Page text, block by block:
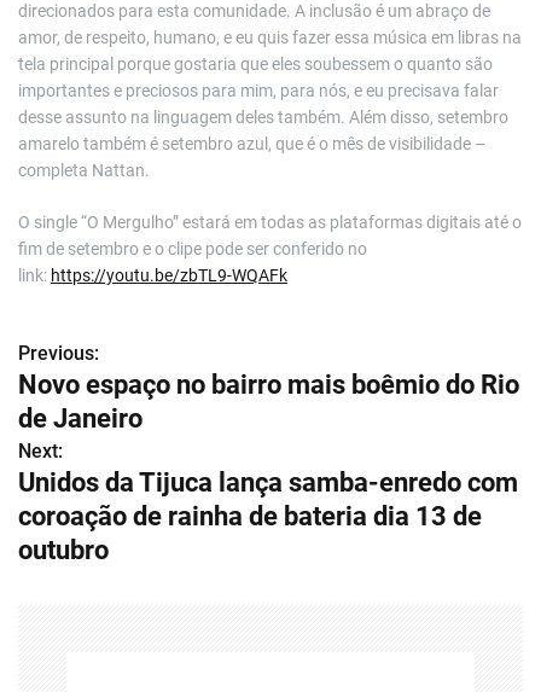
direcionados para esta comunidade. A inclusão é um abraço de
amor, de respeito, humano, e eu quis fazer essa música em libras na
tela principal porque gostaria que eles soubessem o quanto são
importantes e preciosos para mim, para nós, e eu precisava falar
desse assunto na linguagem deles também. Além disso, setembro
amarelo também é setembro azul, que é o mês de visibilidade –
completa Nattan.
O single “O Mergulho” estará em todas as plataformas digitais até o
fim de setembro e o clipe pode ser conferido no
link: https://youtu.be/zbTL9-WQAFk
N
a
v
e
g
Previous:
Novo espaço no bairro mais boêmio do Rio
de Janeiro
Next:
Unidos da Tijuca lança samba-enredo com
coroação de rainha de bateria dia 13 de
outubro